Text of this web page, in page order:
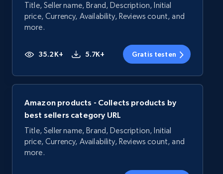
Title, Seller name, Brand, Description, Initial
price, Currency, Availability, Reviews count, and
more.
35.2K+ 5.7K+ Gratis testen
Amazon products - Collects products by
best sellers category URL
Title, Seller name, Brand, Description, Initial
price, Currency, Availability, Reviews count, and
more.